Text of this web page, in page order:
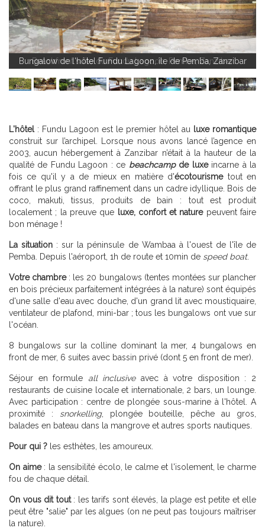
Bungalow de l'hôtel Fundu Lagoon, île de Pemba, Zanzibar
Beachfront suite du Fundu Lagoon, Pemba, Zanzibar
L'hôtel: Fundu Lagoon est le premier hôtel au luxe romantique
construit sur l’archipel. Lorsque nous avons lancé l’agence en
2003, aucun hébergement à Zanzibar n’était à la hauteur de la
qualité de Fundu Lagoon : ce beachcampde luxeincarne à la
fois ce qu'il y a de mieux en matière d'écotourismetout en
offrant le plus grand raffinement dans un cadre idyllique. Bois de
coco, makuti, tissus, produits de bain : tout est produit
localement ; la preuve que luxe, confort et nature peuvent faire
bon ménage !
La situation : sur la péninsule de Wambaa à l'ouest de l'île de
Pemba. Depuis l'aéroport, 1h de route et 10min de speed boat.
Votre chambre: les 20 bungalows (tentes montées sur plancher
en bois précieux parfaitement intégrées à la nature) sont équipés
d'une salle d'eau avec douche, d'un grand lit avec moustiquaire,
ventilateur de plafond, mini-bar ; tous les bungalows ont vue sur
l'océan.
8 bungalows sur la colline dominant la mer, 4 bungalows en
front de mer, 6 suites avec bassin privé (dont 5 en front de mer).
Séjour en formule all inclusiveavec à votre disposition : 2
restaurants de cuisine locale et internationale, 2 bars, un lounge.
Avec participation : centre de plongée sous-marine à l'hôtel. A
proximité : snorkelling, plongée bouteille, pêche au gros,
balades en bateau dans la mangrove et autres sports nautiques.
Pour qui ? les esthètes, les amoureux.
On aime: la sensibilité écolo, le calme et l'isolement, le charme
fou de chaque détail.
On vous dit tout: les tarifs sont élevés, la plage est petite et elle
peut être "salie" par les algues (on ne peut pas toujours maîtriser
la nature).